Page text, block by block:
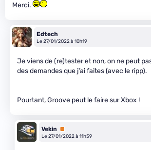
Merci.
Edtech
Le 27/01/2022 à 10h19
Je viens de (re)tester et non, on ne peut
des demandes que j’ai faites (avec le ripp).
Pourtant, Groove peut le faire sur Xbox !
Vekin
Premium
Le 27/01/2022 à 11h59